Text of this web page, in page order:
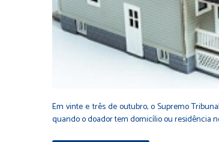
Em vinte e três de outubro, o Supremo
quando o doador tem domicílio ou residência